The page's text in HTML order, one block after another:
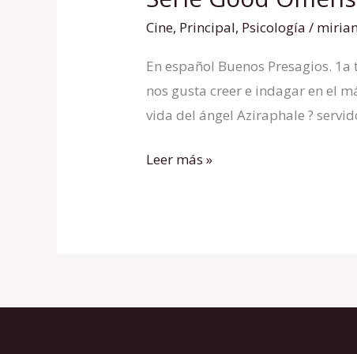
Cine, Principal, Psicología /
En español Buenos Presagios.
nos gusta creer e indagar en el
vida del ángel Aziraphale ?
Good
en
Amazon
Leer más »